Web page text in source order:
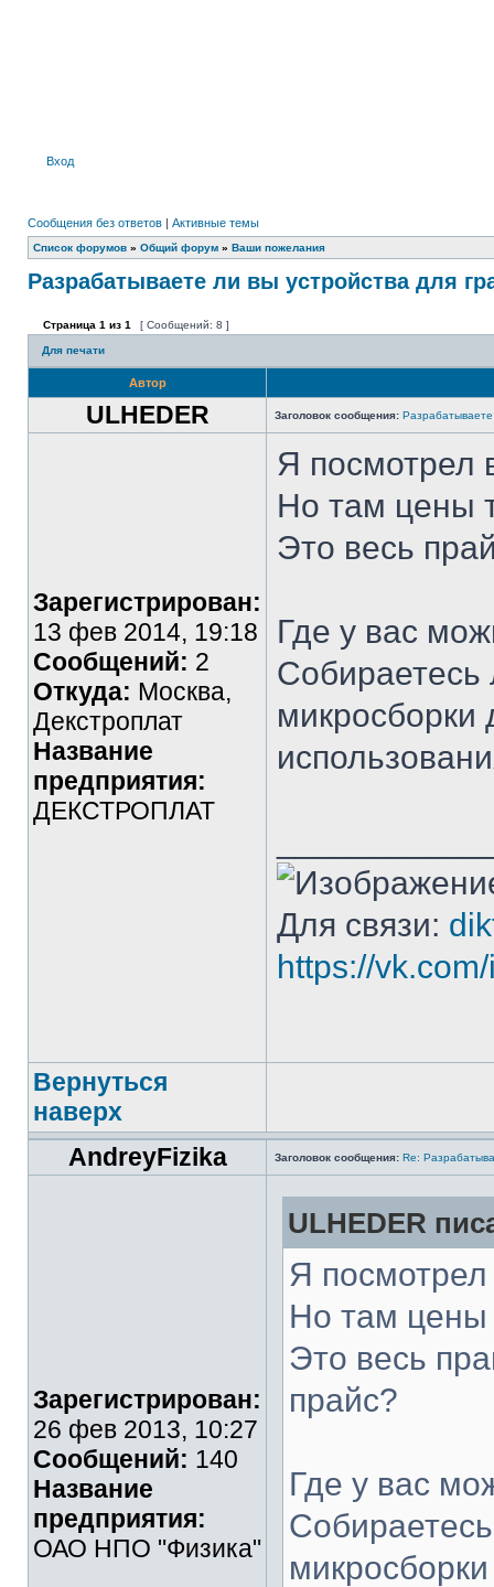
Вход
Сообщения без ответов | Активные темы
Список форумов » Общий форум » Ваши пожелания
Разрабатываете ли вы устройства для
Страница 1 из 1 [ Сообщений: 8 ]
Для печати
Автор
ULHEDER Заголовок сообщения:
Зарегистрирован:
13 фев 2014, 19:18
Сообщений: 2
Откуда: Москва,
Декстроплат
Название
предприятия:
ДЕКСТРОПЛАТ
Я посмотрел
Но там цены
Это весь
Где у вас
микросборки
Для связи:
https://
Вернуться
наверх
AndreyFizika
Заголовок сообщения: Re:
Зарегистрирован:
26 фев 2013, 10:27
Сообщений: 140
Название
предприятия:
ОАО НПО "Физика"
ULHEDER
Я
Но там цены
Это весь
прайс?
Где у вас